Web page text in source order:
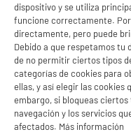
dispositivo y se utiliza
funcione correctamente.
directamente, pero puede
Debido a que respetamos tu
de no permitir ciertos tipos
categorías de cookies para
ellas, y así elegir las cookies
embargo, si bloqueas
navegación y los servicios
afectados. Más información